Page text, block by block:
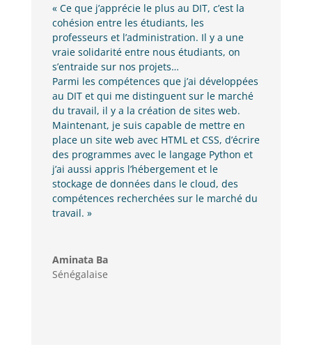
« Ce que j’apprécie le plus au DIT, c’est la
cohésion entre les étudiants, les
professeurs et l’administration. Il y a une
vraie solidarité entre nous étudiants, on
s’entraide sur nos projets…
Parmi les compétences que j’ai développées
au DIT et qui me distinguent sur le marché
du travail, il y a la création de sites web.
Maintenant, je suis capable de mettre en
place un site web avec HTML et CSS, d’écrire
des programmes avec le langage Python et
j’ai aussi appris l’hébergement et le
stockage de données dans le cloud, des
compétences recherchées sur le marché du
travail. »
Aminata Ba
Sénégalaise